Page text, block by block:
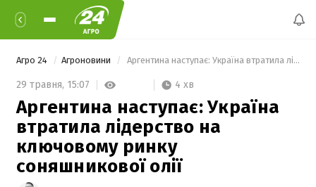
Агро 24 Агроновини Аргентина наступає: Україна втратила лідерство на ключовому ринку соняшникової олії
29 травня, 15:07 4 хв
Аргентина наступає: Україна
втратила лідерство на
ключовому ринку
соняшникової олії